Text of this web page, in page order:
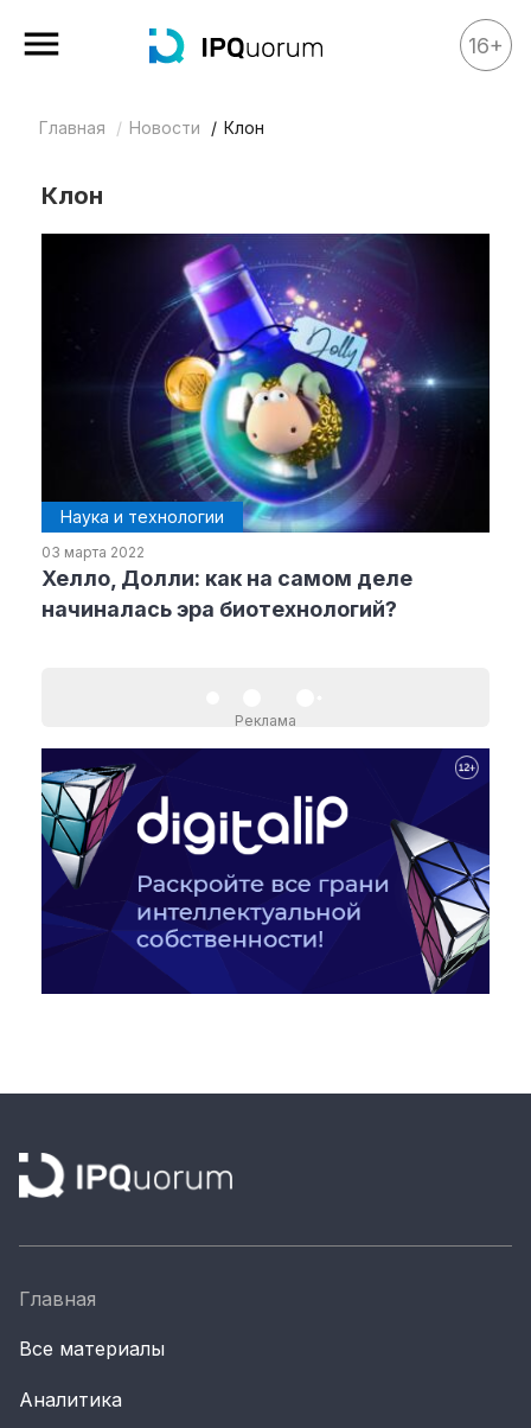
Все материалы
IPQ.365
IP Stories
Календарь
Рубрики
Искусство
Дизайн и мода
Реклама и маркетинг
Архитектура и урбанистика
Наука и технологии
Медиа
Образование
Издательское дело
АКИ
Artists / Художники.РФ
Цифровой Сарафан
16+
Главная Новости Клон
Клон
Наука и технологии
03 марта 2022
Хелло, Долли: как на самом деле
начиналась эра биотехнологий?
Реклама
Главная
Все материалы
Аналитика